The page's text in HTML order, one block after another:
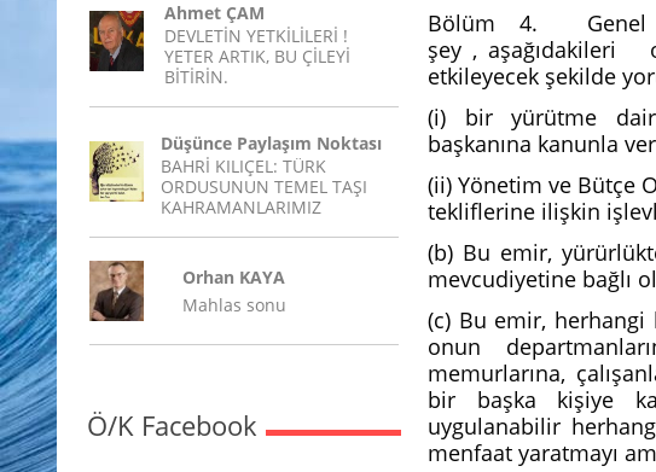
Ahmet ÇAM
DEVLETİN YETKİLİLERİ !
YETER ARTIK, BU ÇİLEYİ
BİTİRİN.
Düşünce Paylaşım Noktası
BAHRİ KILIÇEL: TÜRK
ORDUSUNUN TEMEL TAŞI
KAHRAMANLARIMIZ
Orhan KAYA
Mahlas sonu
Ö/K Facebook
Bölüm 4. Genel
şey , aşağıdakileri
etkileyecek şekilde
(i) bir yürütme
başkanına kanunla
(ii) Yönetim ve Bütçe
tekliflerine ilişkin
(b) Bu emir,
mevcudiyetine bağlı
(c) Bu emir, herhangi
onun
memurlarına,
bir başka kişiye
uygulanabilir
menfaat yaratmayı